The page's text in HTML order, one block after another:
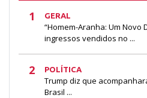
1 GERAL
“Homem-Aranha: Um Novo
ingressos vendidos no ...
2 POLÍTICA
Trump diz que
Brasil ...